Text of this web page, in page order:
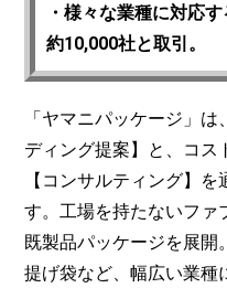
・様々な業種に対応
約10,000社と取引。
「ヤマニパッケージ」
ディング提案】と、コス
【コンサルティング】
す。工場を持たないファ
既製品パッケージを展開
提げ袋など、幅広い業種